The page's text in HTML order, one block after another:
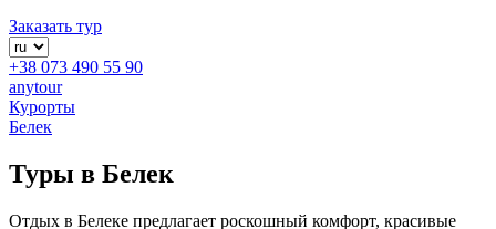
Заказать тур
+38 073 490 55 90
anytour
Курорты
Белек
Туры в Белек
Отдых в Белеке предлагает роскошный комфорт, красивые